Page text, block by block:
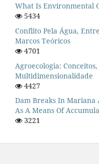
What Is Environmental
5434
Conflito Pela Água,
Marcos Teóricos
4701
Agroecologia:
Multidimensionalidade
4427
Dam Breaks In Mariana
As A Means Of
3221